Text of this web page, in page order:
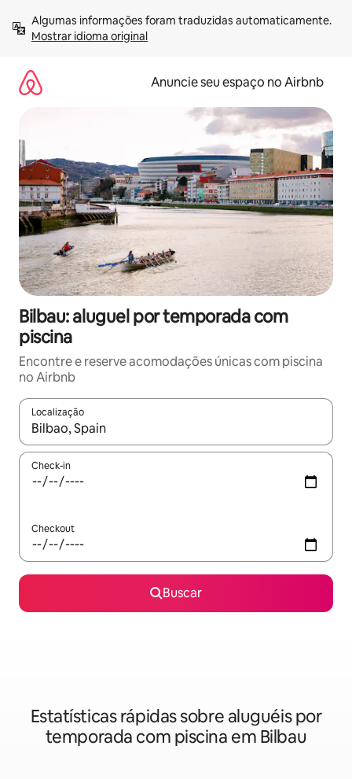
para
Mostrar idioma original
Anuncie seu espaço no Airbnb
Bilbau: aluguel por temporada com
piscina
Encontre e reserve acomodações únicas com piscina
no Airbnb
Localização
Quando os resultados estiverem disponíveis, explore-os
Check-in
Checkout
Buscar
Estatísticas rápidas sobre aluguéis por
temporada com piscina em Bilbau